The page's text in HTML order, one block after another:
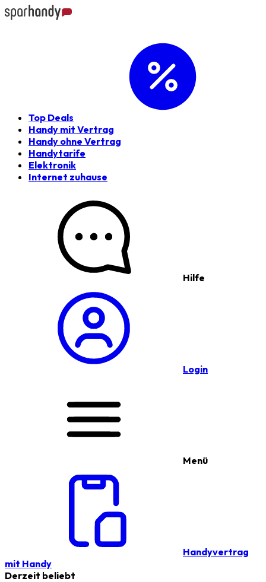
Top Deals
Handy mit Vertrag
Handy ohne Vertrag
Handytarife
Elektronik
Internet zuhause
Hilfe
Login
Menü
Handyvertrag
mit Handy
Derzeit beliebt